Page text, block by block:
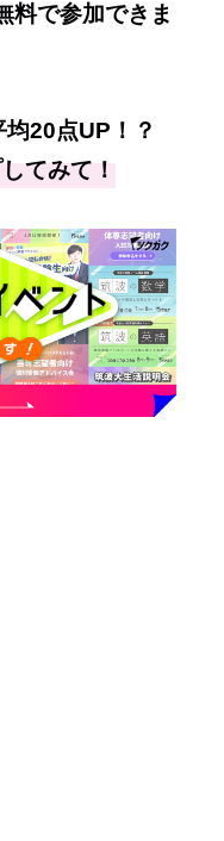
料で参加できま
20点UP！？
てみて！